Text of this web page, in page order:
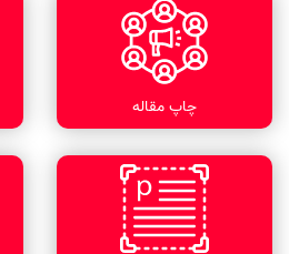
چاپ مقاله